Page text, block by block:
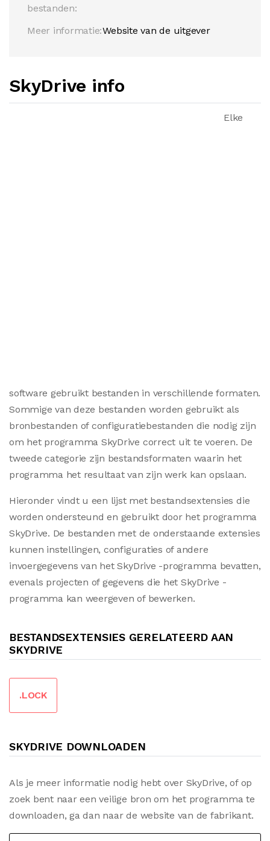
bestanden:
Meer informatie:Website van de uitgever
SkyDrive info
Elke
software gebruikt bestanden in verschillende formaten.
Sommige van deze bestanden worden gebruikt als
bronbestanden of configuratiebestanden die nodig zijn
om het programma SkyDrive correct uit te voeren. De
tweede categorie zijn bestandsformaten waarin het
programma het resultaat van zijn werk kan opslaan.
Hieronder vindt u een lijst met bestandsextensies die
worden ondersteund en gebruikt door het programma
SkyDrive. De bestanden met de onderstaande extensies
kunnen instellingen, configuraties of andere
invoergegevens van het SkyDrive -programma bevatten,
evenals projecten of gegevens die het SkyDrive -
programma kan weergeven of bewerken.
BESTANDSEXTENSIES GERELATEERD AAN
SKYDRIVE
.LOCK
SKYDRIVE DOWNLOADEN
Als je meer informatie nodig hebt over SkyDrive, of op
zoek bent naar een veilige bron om het programma te
downloaden, ga dan naar de website van de fabrikant.